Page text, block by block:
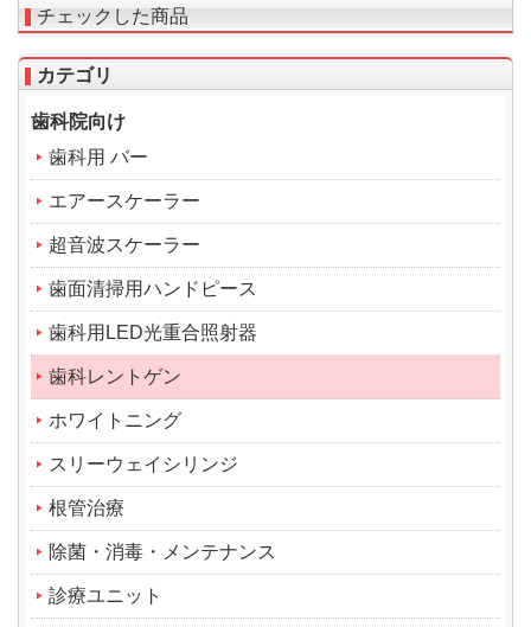
チェックした商品
カテゴリ
歯科院向け
歯科用 バー
エアースケーラー
超音波スケーラー
歯面清掃用ハンドピース
歯科用LED光重合照射器
歯科レントゲン
ホワイトニング
スリーウェイシリンジ
根管治療
除菌・消毒・メンテナンス
診療ユニット